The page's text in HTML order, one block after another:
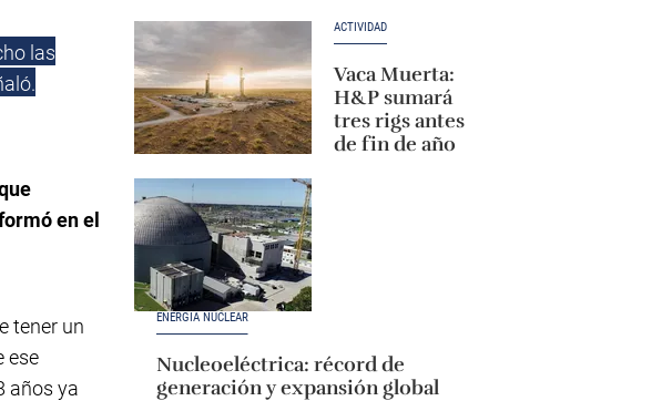
las
en el
tener un
ese
años ya
ACTIVIDAD
Vaca Muerta:
H&P sumará
tres rigs antes
de fin de año
ENERGÍA NUCLEAR
Nucleoeléctrica: récord de
generación y expansión global